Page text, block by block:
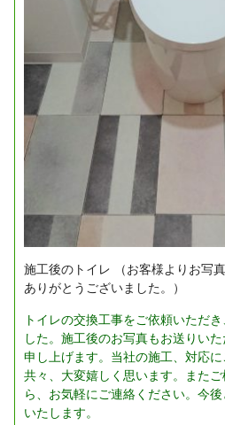
施工後のトイレ （お客様よりお写
ありがとうございました。）
トイレの交換工事をご依頼いただ
した。施工後のお写真もお送りい
申し上げます。当社の施工、対応
共々、大変嬉しく思います。また
ら、お気軽にご連絡ください。今
いたします。